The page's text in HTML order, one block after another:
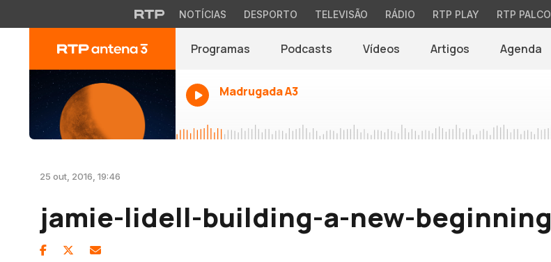
NOTÍCIAS DESPORTO TELEVISÃO RÁDIO RTP PLAY RTP PALCO
Programas Podcasts Vídeos Artigos Agenda
Madrugada A3
25 out, 2016, 19:46
jamie-lidell-building-a-new-beginning